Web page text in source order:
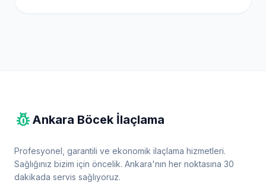
pest_control Ankara Böcek İlaçlama
Profesyonel, garantili ve ekonomik ilaçlama hizmetleri.
Sağlığınız bizim için öncelik. Ankara'nın her noktasına 30
dakikada servis sağlıyoruz.